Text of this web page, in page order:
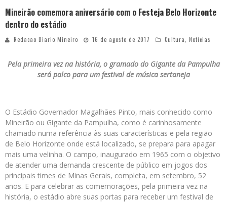
Mineirão comemora aniversário com o Festeja Belo Horizonte
dentro do estádio
Redacao Diario Mineiro 16 de agosto de 2017 Cultura Notícias
Pela primeira vez na história, o gramado do Gigante da Pampulha
será palco para um festival de música sertaneja
O Estádio Governador Magalhães Pinto, mais conhecido como
Mineirão ou Gigante da Pampulha, como é carinhosamente
chamado numa referência às suas características e pela região
de Belo Horizonte onde está localizado, se prepara para apagar
mais uma velinha. O campo, inaugurado em 1965 com o objetivo
de atender uma demanda crescente de público em jogos dos
principais times de Minas Gerais, completa, em setembro, 52
anos. E para celebrar as comemorações, pela primeira vez na
história, o estádio abre suas portas para receber um festival de